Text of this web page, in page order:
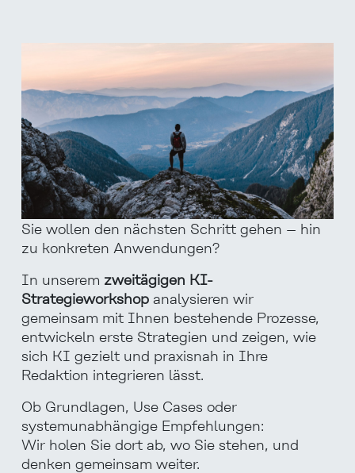
Sie wollen den nächsten Schritt gehen – hin
zu konkreten Anwendungen?
In unserem zweitägigen KI-
Strategieworkshop analysieren wir
gemeinsam mit Ihnen bestehende Prozesse,
entwickeln erste Strategien und zeigen, wie
sich KI gezielt und praxisnah in Ihre
Redaktion integrieren lässt.
Ob Grundlagen, Use Cases oder
systemunabhängige Empfehlungen:
Wir holen Sie dort ab, wo Sie stehen, und
denken gemeinsam weiter.